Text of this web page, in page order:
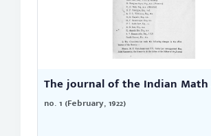
The journal of the Indian Math
no. 1 (February, 1922)